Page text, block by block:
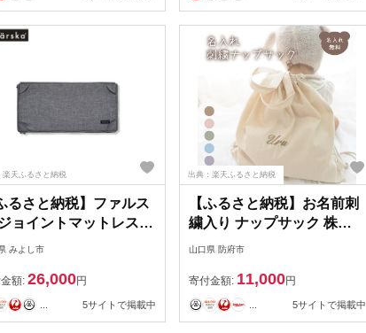
楽天ふるさと納税
るさと納税】ファルス
ョイントマットレス
メランジグレ
みよし市
額: 26,000円
5サイトで掲載中
出典：楽天ふるさと納税
【ふるさと納税】お名前刺
繍入り ナップサック 株式
会社リリーレーヴ 山口県
出産祝い 1歳 誕生日 一升餅
一升パン ベビーリュック
山口県 防府市
寄付金額: 11,000円
5サイトで掲載中